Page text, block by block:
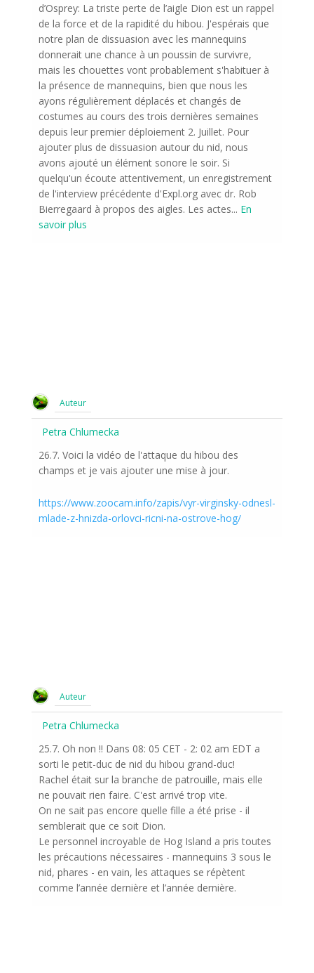
d’Osprey: La triste perte de l’aigle Dion est un rappel
de la force et de la rapidité du hibou. J'espérais que
notre plan de dissuasion avec les mannequins
donnerait une chance à un poussin de survivre,
mais les chouettes vont probablement s'habituer à
la présence de mannequins, bien que nous les
ayons régulièrement déplacés et changés de
costumes au cours des trois dernières semaines
depuis leur premier déploiement 2. Juillet. Pour
ajouter plus de dissuasion autour du nid, nous
avons ajouté un élément sonore le soir. Si
quelqu'un écoute attentivement, un enregistrement
de l'interview précédente d'Expl.org avec dr. Rob
Bierregaard à propos des aigles. Les actes... En
savoir plus
Auteur
Petra Chlumecka
26.7. Voici la vidéo de l'attaque du hibou des
champs et je vais ajouter une mise à jour.
https://www.zoocam.info/zapis/vyr-virginsky-odnesl-
mlade-z-hnizda-orlovci-ricni-na-ostrove-hog/
Auteur
Petra Chlumecka
25.7. Oh non !! Dans 08: 05 CET - 2: 02 am EDT a
sorti le petit-duc de nid du hibou grand-duc!
Rachel était sur la branche de patrouille, mais elle
ne pouvait rien faire. C'est arrivé trop vite.
On ne sait pas encore quelle fille a été prise - il
semblerait que ce soit Dion.
Le personnel incroyable de Hog Island a pris toutes
les précautions nécessaires - mannequins 3 sous le
nid, phares - en vain, les attaques se répètent
comme l’année dernière et l’année dernière.